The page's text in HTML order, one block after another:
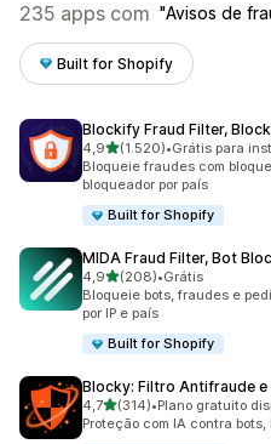
235 apps com Avisos de
Built for Shopify
Blockify Fraud Filter,
4,9de 5 estrelas
(1.520)
1520 avaliações ao todo
•Grátis para
Bloqueie fraudes com
bloqueador por país
Built for Shopify
MIDA Fraud Filter, Bot
4,9de 5 estrelas
(208)
208 avaliações ao todo
•Grátis
Bloqueie bots, fraudes e
por IP e país
Built for Shopify
Blocky: Filtro Antifraude e
4,7de 5 estrelas
(314)
314 avaliações ao todo
•Plano gratuito
Proteção com IA contra